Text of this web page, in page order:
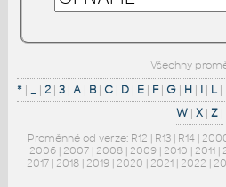
Všechny
*| _| 2| 3| A| B| C| D| E| F| G| H| I| L|
W | X | Z |
Proměnné od verze: R12 | R13 | R14 |
2006 | 2007 | 2008 | 2009 | 2010 | 2011 |
2017 | 2018 | 2019 | 2020 | 2021 | 2022 |